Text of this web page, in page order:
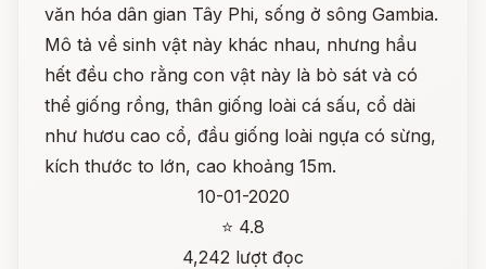
văn hóa dân gian Tây Phi, sống ở sông Gambia.
Mô tả về sinh vật này khác nhau, nhưng hầu
hết đều cho rằng con vật này là bò sát và có
thể giống rồng, thân giống loài cá sấu, cổ dài
như hươu cao cổ, đầu giống loài ngựa có sừng,
kích thước to lớn, cao khoảng 15m.
10-01-2020
⭐ 4.8
4,242 lượt đọc